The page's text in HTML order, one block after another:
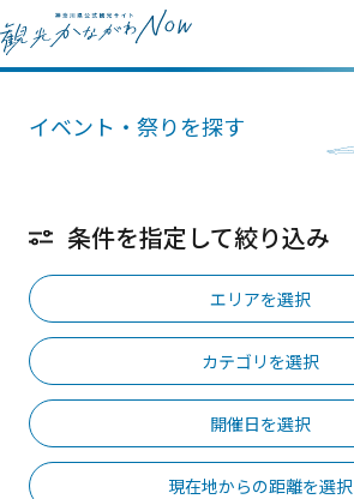
イベント・祭りを探す
条件を指定して絞り込み
エリアを選択
カテゴリを選択
開催日を選択
現在地からの距離を選択